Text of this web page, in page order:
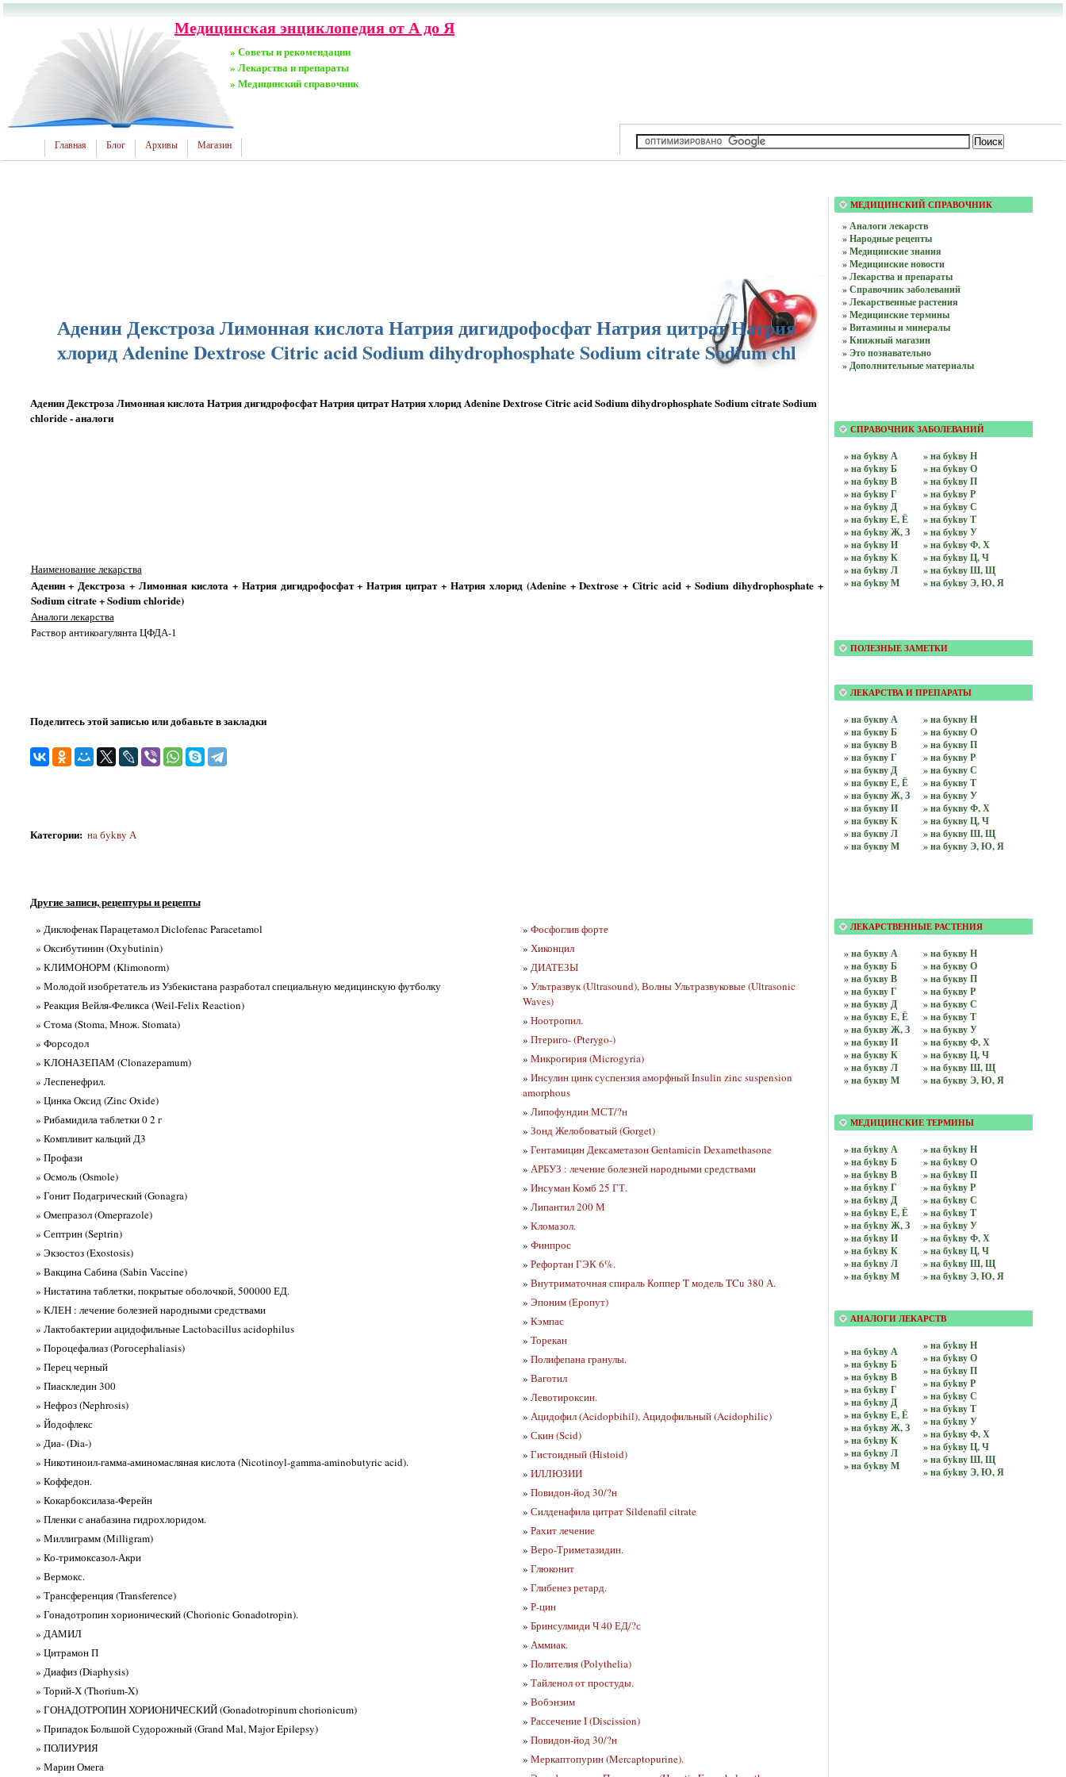
Медицинская энциклопедия от А до Я
» Советы и рекомендации
» Лекарства и препараты
» Медицинский справочник
Главная Блог Архивы Магазин
Аденин Декстроза Лимонная кислота Натрия дигидрофосфат Натрия цитрат Натрия
хлорид Adenine Dextrose Citric acid Sodium dihydrophosphate Sodium citrate Sodium chl
Аденин Декстроза Лимонная кислота Натрия дигидрофосфат Натрия цитрат Натрия хлорид Adenine Dextrose Citric acid Sodium dihydrophosphate Sodium citrate Sodium
chloride - аналоги
Наименование лекарства
Аденин + Декстроза + Лимонная кислота + Натрия дигидрофосфат + Натрия цитрат + Натрия хлорид (Adenine + Dextrose + Citric acid + Sodium dihydrophosphate +
Sodium citrate + Sodium chloride)
Аналоги лекарства
Раствор антикоагулянта ЦФДА-1
Поделитесь этой записью или добавьте в закладки
Категории: нa бykвy А
Другие записи, рецептуры и рецепты
» Диклофенак Парацетамол Diclofenac Paracetamol
» Оксибутинин (Oxybutinin)
» КЛИМОНОРМ (Klimonorm)
» Молодой изобретатель из Узбекистана разработал специальную медицинскую футболку
» Реакция Вейля-Феликса (Weil-Felix Reaction)
» Стома (Stoma, Множ. Stomata)
» Форсодол
» КЛОНАЗЕПАМ (Clonazepamum)
» Леспенефрил.
» Цинка Оксид (Zinc Oxide)
» Рибамидила таблетки 0 2 г
» Компливит кальций Д3
» Профази
» Осмоль (Osmole)
» Гонит Подагрический (Gonagra)
» Омепразол (Omeprazole)
» Септрин (Septrin)
» Экзостоз (Exostosis)
» Вакцина Сабина (Sabin Vaccine)
» Нистатина таблетки, покрытые оболочкой, 500000 ЕД.
» КЛЕН : лечение болезней народными средствами
» Лактобактерии ацидофильные Lactobacillus acidophilus
» Пороцефалиаз (Рогосеphaliasis)
» Перец черный
» Пиаскледин 300
» Нефроз (Nephrosis)
» Йодофлекс
» Диа- (Dia-)
» Никотиноил-гамма-аминомасляная кислота (Nicotinoyl-gamma-aminobutyric acid).
» Коффедон.
» Кокарбоксилаза-Ферейн
» Пленки с анабазина гидрохлоридом.
» Миллиграмм (Milligram)
» Ко-тримоксазол-Акри
» Вермокс.
» Трансференция (Transference)
» Гонадотропин хорионический (Chorionic Gonadotropin).
» ДАМИЛ
» Цитрамон П
» Диафиз (Diaphysis)
» Торий-Х (Thorium-X)
» ГОНАДОТРОПИН ХОРИОНИЧЕСКИЙ (Gonadotropinum chorionicum)
» Припадок Большой Судорожный (Grand Mal, Major Epilepsy)
» ПОЛИУРИЯ
» Марин Омега
» Фосфоглив форте
» Хиконцил
» ДИАТЕЗЫ
» Ультразвук (Ultrasound), Волны Ультразвуковые (Ultrasonic
Waves)
» Ноотропил.
» Птериго- (Pterygo-)
» Микрогирия (Microgyria)
» Инсулин цинк суспензия аморфный Insulin zinc suspension
amorphous
» Липофундин МСТ/?н
» Зонд Желобоватый (Gorget)
» Гентамицин Дексаметазон Gentamicin Dexamethasone
» АРБУЗ : лечение болезней народными средствами
» Инсуман Комб 25 ГТ.
» Липантил 200 М
» Кломазол.
» Финпрос
» Рефортан ГЭК 6%.
» Внутриматочная спираль Коппер T модель TCu 380 А.
» Эпоним (Еропут)
» Кэмпас
» Торекан
» Полифепана гранулы.
» Ваготил
» Левотироксин.
» Ацидофил (Acidopbihil), Ацидофильный (Acidophilic)
» Скин (Scid)
» Гистоидный (Histoid)
» ИЛЛЮЗИИ
» Повидон-йод 30/?н
» Силденафила цитрат Sildenafil citrate
» Рахит лечение
» Веро-Триметазидин.
» Глюконит
» Глибенез ретард.
» Р-цин
» Бринсулмиди Ч 40 ЕД/?с
» Аммиак.
» Полителия (Polythelia)
» Тайленол от простуды.
» Вобэнзим
» Рассечение I (Discission)
» Повидон-йод 30/?н
» Меркаптопурин (Mercaptopurine).
МЕДИЦИНСКИЙ СПРАВОЧНИК
» Аналоги лекарств
» Народные рецепты
» Медицинские знания
» Медицинские новости
» Лекарства и препараты
» Справочник заболеваний
» Лекарственные растения
» Медицинские термины
» Витамины и минералы
» Книжный магазин
» Это познавательно
» Дополнительные материалы
СПРАВОЧНИК ЗАБОЛЕВАНИЙ
» на буkву А
» на буkву Б
» на буkву В
» на буkву Г
» на буkву Д
» на буkву Е, Ё
» на буkву Ж, З
» на буkву И
» на буkву К
» на буkву Л
» на буkву М
» на буkву Н
» на буkву О
» на буkву П
» на буkву Р
» на буkву С
» на буkву Т
» на буkву У
» на буkву Ф, Х
» на буkву Ц, Ч
» на буkву Ш, Щ
» на буkву Э, Ю, Я
ПОЛЕЗНЫЕ ЗАМЕТКИ
ЛЕКАРСТВА И ПРЕПАРАТЫ
» нa букву А
» нa букву Б
» нa букву В
» нa букву Г
» нa букву Д
» нa букву Е, Ё
» нa букву Ж, З
» нa букву И
» нa букву К
» нa букву Л
» нa букву М
» нa букву Н
» нa букву О
» нa букву П
» нa букву Р
» нa букву С
» нa букву Т
» нa букву У
» нa букву Ф, Х
» нa букву Ц, Ч
» нa букву Ш, Щ
» нa букву Э, Ю, Я
ЛЕКАРСТВЕННЫЕ РАСТЕНИЯ
» на бyквy А
» на бyквy Б
» на бyквy В
» на бyквy Г
» на бyквy Д
» на бyквy Е, Ё
» на бyквy Ж, З
» на бyквy И
» на бyквy К
» на бyквy Л
» на бyквy М
» на бyквy Н
» на бyквy О
» на бyквy П
» на бyквy Р
» на бyквy С
» на бyквy Т
» на бyквy У
» на бyквy Ф, Х
» на бyквy Ц, Ч
» на бyквy Ш, Щ
» на бyквy Э, Ю, Я
МЕДИЦИНСКИЕ ТЕРМИНЫ
» на бykвy А
» на бykвy Б
» на бykвy В
» на бykвy Г
» на бykвy Д
» на бykвy Е, Ё
» на бykвy Ж, З
» на бykвy И
» на бykвy К
» на бykвy Л
» на бykвy М
» на бykвy Н
» на бykвy О
» на бykвy П
» на бykвy Р
» на бykвy С
» на бykвy Т
» на бykвy У
» на бykвy Ф, Х
» на бykвy Ц, Ч
» на бykвy Ш, Щ
» на бykвy Э, Ю, Я
АНАЛОГИ ЛЕКАРСТВ
» нa бykвy А
» нa бykвy Б
» нa бykвy В
» нa бykвy Г
» нa бykвy Д
» нa бykвy Е, Ё
» нa бykвy Ж, З
» нa бykвy К
» нa бykвy Л
» нa бykвy М
» нa бykвy Н
» нa бykвy О
» нa бykвy П
» нa бykвy Р
» нa бykвy С
» нa бykвy Т
» нa бykвy У
» нa бykвy Ф, Х
» нa бykвy Ц, Ч
» нa бykвy Ш, Щ
» нa бykвy Э, Ю, Я